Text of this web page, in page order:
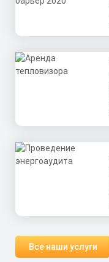
Все наши услуги